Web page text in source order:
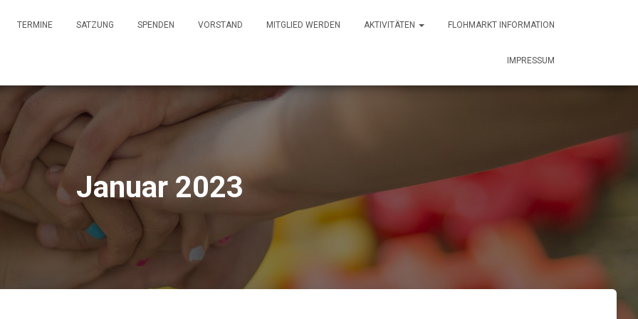
TERMINE SATZUNG SPENDEN VORSTAND MITGLIED WERDEN AKTIVITÄTEN FLOHMARKT INFORMATION
IMPRESSUM
Januar 2023